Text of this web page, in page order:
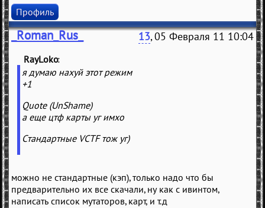
Профиль
_Roman_Rus_ 13, 05 Февраля 11 10:04
RayLoko
я думаю нахуй этот режим
+1
Quote (UnShame)
а еще цтф карты уг имхо
Стандартные VCTF тож уг)
можно не стандартные (кэп), только надо что бы
предварительно их все скачали, ну как с ивинтом,
написать список мутаторов, карт, и т.д